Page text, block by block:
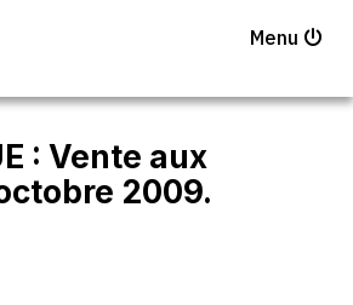
Menu
: Vente aux
2009.